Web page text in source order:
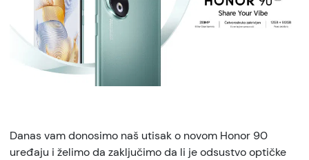
Danas vam donosimo naš utisak o novom Honor 90
uređaju i želimo da zaključimo da li je odsustvo optičke